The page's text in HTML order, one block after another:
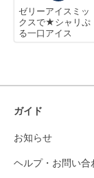
ゼリーアイスミッ
クスで★シャリぷ
る一口アイス
ガイド
お知らせ
ヘルプ・お問い合